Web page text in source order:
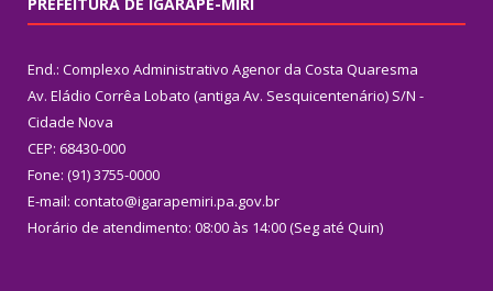
End.: Complexo Administrativo Agenor da Costa Quaresma
Av. Eládio Corrêa Lobato (antiga Av. Sesquicentenário) S/N -
Cidade Nova
CEP: 68430-000
Fone: (91) 3755-0000
E-mail: contato@igarapemiri.pa.gov.br
Horário de atendimento: 08:00 às 14:00 (Seg até Quin)